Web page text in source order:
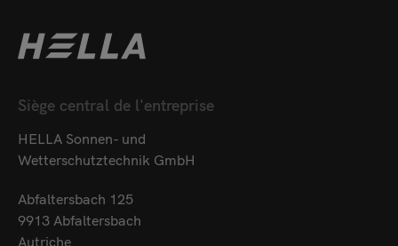
Siège central de l'entreprise
HELLA Sonnen- und
Wetterschutztechnik GmbH
Abfaltersbach 125
9913 Abfaltersbach
Autriche